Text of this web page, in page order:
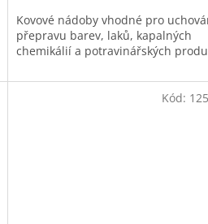
Kovové nádoby vhodné pro
přepravu barev, laků, kapalných
chemikálií a potravinářských
Kód: